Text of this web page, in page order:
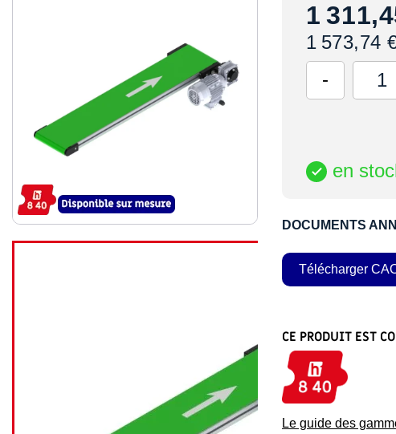
1
1 573,74
 en
DOCUMENTS
Télécharger
CE PRODUIT EST
Le guide des